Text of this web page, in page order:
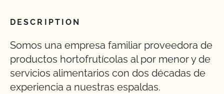
DESCRIPTION
Somos una empresa familiar proveedora de
productos hortofrutícolas al por menor y de
servicios alimentarios con dos décadas de
experiencia a nuestras espaldas.